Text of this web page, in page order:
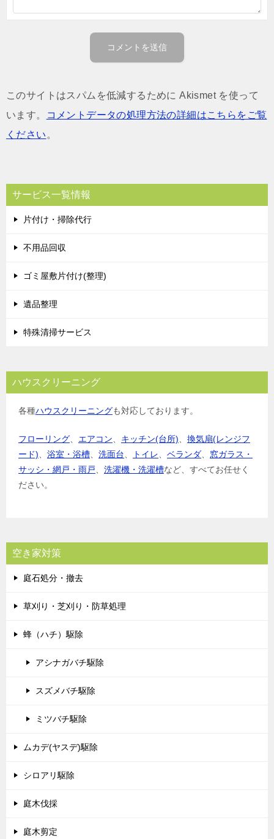
このサイトはスパムを低減するために Akismet を使って
います。
コメントデータの処理方法の詳細はこちらをご覧
ください 。
サービス一覧情報
片付け・掃除代行
不用品回収
ゴミ屋敷片付け(整理)
遺品整理
特殊清掃サービス
ハウスクリーニング
各種ハウスクリーニングも対応しております。
フローリング エアコン キッチン(台所)
換気扇(レンジフ
ード)
浴室・浴槽 洗面台 トイレ ベランダ
窓ガラス・
サッシ・網戸・雨戸
洗濯機・洗濯槽など、すべてお任せく
ださい。
空き家対策
庭石処分・撤去
草刈り・芝刈り・防草処理
蜂（ハチ）駆除
アシナガバチ駆除
スズメバチ駆除
ミツバチ駆除
ムカデ(ヤスデ)駆除
シロアリ駆除
庭木伐採
庭木剪定